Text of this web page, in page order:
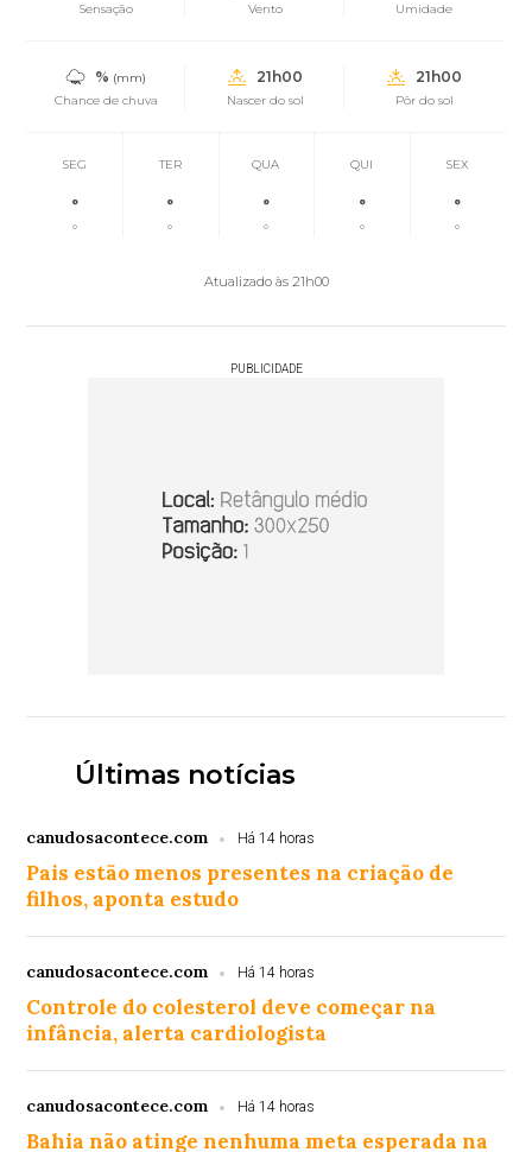
Sensação Vento Umidade
% (mm)
Chance de chuva
21h00
Nascer do sol
21h00
Pôr do sol
SEG
°
°
TER
°
°
QUA
°
°
QUI
°
°
SEX
°
°
Atualizado às 21h00
PUBLICIDADE
Últimas notícias
canudosacontece.com Há 14 horas
Pais estão menos presentes na criação de
filhos, aponta estudo
canudosacontece.com Há 14 horas
Controle do colesterol deve começar na
infância, alerta cardiologista
canudosacontece.com Há 14 horas
Bahia não atinge nenhuma meta esperada na